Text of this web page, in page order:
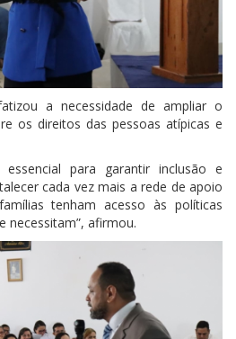
a necessidade de ampliar o
os direitos das pessoas atípicas e
para garantir inclusão e
cada vez mais a rede de apoio
tenham acesso às políticas
necessitam”, afirmou.